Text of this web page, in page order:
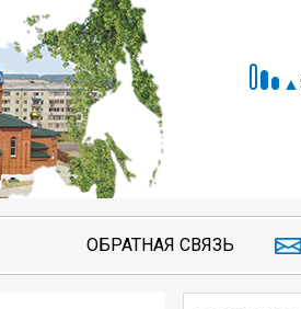
ОБРАТНАЯ СВЯЗЬ